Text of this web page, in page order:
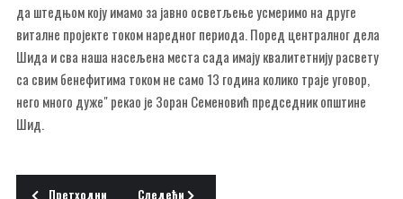
да штедњом коју имамо за јавно осветљење усмеримо на друге
виталне пројекте током наредног периода. Поред централног дела
Шида и сва наша насељена места сада имају квалитетнију расвету
са свим бенефитима током не само 13 година колико траје уговор,
него много дуже" рекао је Зоран Семеновић председник општине
Шид.
Претходни чланак: Гас стигао у шидску општину
Претходни Следећи чланак: ЦИКЛО-КРОС ТРКА -
Следећи